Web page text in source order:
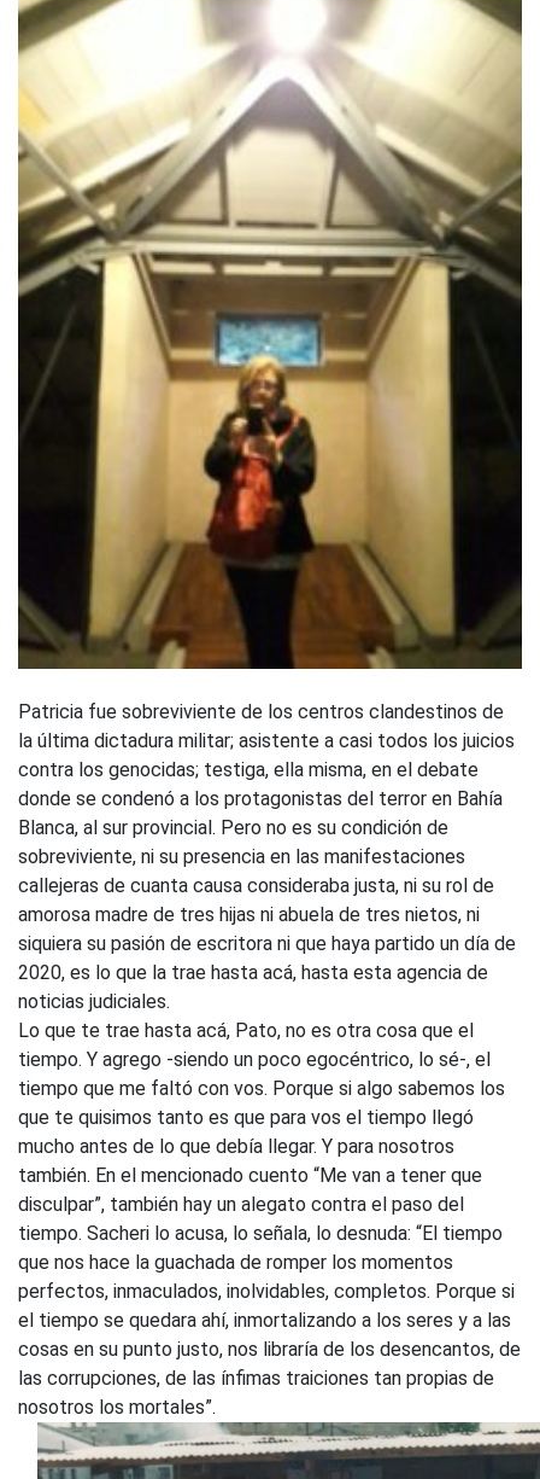
Patricia fue sobreviviente de los centros clandestinos de
la última dictadura militar; asistente a casi todos los juicios
contra los genocidas; testiga, ella misma, en el debate
donde se condenó a los protagonistas del terror en Bahía
Blanca, al sur provincial. Pero no es su condición de
sobreviviente, ni su presencia en las manifestaciones
callejeras de cuanta causa consideraba justa, ni su rol de
amorosa madre de tres hijas ni abuela de tres nietos, ni
siquiera su pasión de escritora ni que haya partido un día de
2020, es lo que la trae hasta acá, hasta esta agencia de
noticias judiciales.
Lo que te trae hasta acá, Pato, no es otra cosa que el
tiempo. Y agrego -siendo un poco egocéntrico, lo sé-, el
tiempo que me faltó con vos. Porque si algo sabemos los
que te quisimos tanto es que para vos el tiempo llegó
mucho antes de lo que debía llegar. Y para nosotros
también. En el mencionado cuento “Me van a tener que
disculpar”, también hay un alegato contra el paso del
tiempo. Sacheri lo acusa, lo señala, lo desnuda: “El tiempo
que nos hace la guachada de romper los momentos
perfectos, inmaculados, inolvidables, completos. Porque si
el tiempo se quedara ahí, inmortalizando a los seres y a las
cosas en su punto justo, nos libraría de los desencantos, de
las corrupciones, de las ínfimas traiciones tan propias de
nosotros los mortales”.